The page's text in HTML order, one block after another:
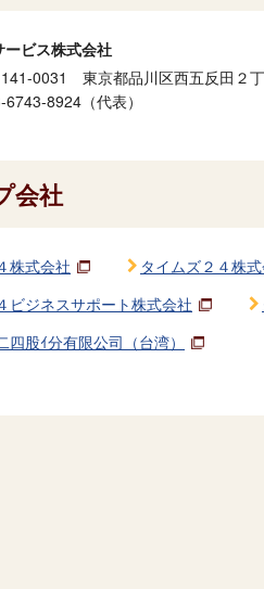
ービス株式会社
0031 東京都品川区西五反田２
8924（代表）
会社
株式会社 タイムズ２４株
ビジネスサポート株式会社
四股ｲ分有限公司（台湾）